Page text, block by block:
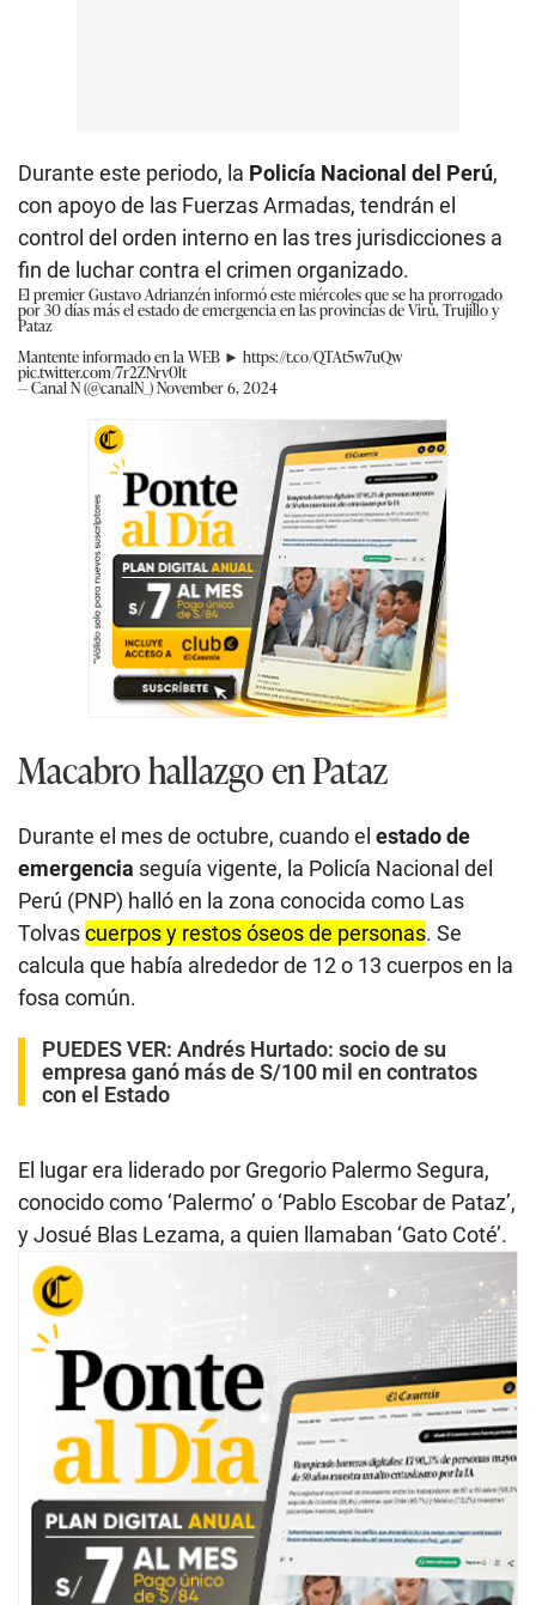
Durante este periodo, la Policía Nacional del Perú,
con apoyo de las Fuerzas Armadas, tendrán el
control del orden interno en las tres jurisdicciones a
fin de luchar contra el crimen organizado.
El premier Gustavo Adrianzén informó este miércoles que se ha prorrogado
por 30 días más el estado de emergencia en las provincias de Virú, Trujillo y
Pataz
Mantente informado en la WEB ► https://t.co/QTAt5w7uQw
pic.twitter.com/7r2ZNrv0lt
— Canal N (@canalN_)November 6, 2024
Macabro hallazgo en Pataz
Durante el mes de octubre, cuando el estado de
emergencia seguía vigente, la Policía Nacional del
Perú (PNP) halló en la zona conocida como Las
Tolvascuerpos y restos óseos de personas. Se
calcula que había alrededor de 12 o 13 cuerpos en la
fosa común.
PUEDES VER: Andrés Hurtado: socio de su
empresa ganó más de S/100 mil en contratos
con el Estado
El lugar era liderado por Gregorio Palermo Segura,
conocido como ‘Palermo’ o ‘Pablo Escobar de Pataz’,
y Josué Blas Lezama, a quien llamaban ‘Gato Coté’.